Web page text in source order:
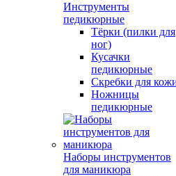
Инструменты
педикюрные
Тёрки (пилки для
ног)
Кусачки
педикюрные
Скребки для
Ножницы
педикюрные
Наборы инструментов
для маникюра